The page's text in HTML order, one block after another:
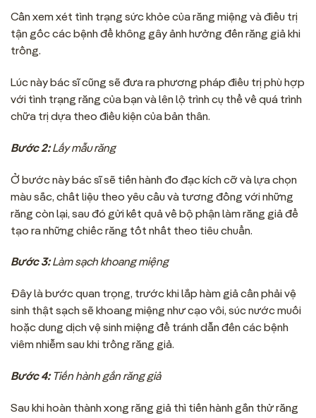
Cần xem xét tình trạng sức khỏe của răng miệng và điều trị
tận gốc các bệnh để không gây ảnh hưởng đến răng giả khi
trồng.
Lúc này bác sĩ cũng sẽ đưa ra phương pháp điều trị phù hợp
với tình trạng răng của bạn và lên lộ trình cụ thể về quá trình
chữa trị dựa theo điều kiện của bản thân.
Bước 2:Lấy mẫu răng
Ở bước này bác sĩ sẽ tiến hành đo đạc kích cỡ và lựa chọn
màu sắc, chất liệu theo yêu cầu và tương đồng với những
răng còn lại, sau đó gửi kết quả về bộ phận làm răng giả để
tạo ra những chiếc răng tốt nhất theo tiêu chuẩn.
Bước 3:Làm sạch khoang miệng
Đây là bước quan trọng, trước khi lắp hàm giả cần phải vệ
sinh thật sạch sẽ khoang miệng như cạo vôi, súc nước muối
hoặc dung dịch vệ sinh miệng để tránh dẫn đến các bệnh
viêm nhiễm sau khi trồng răng giả.
Bước 4:Tiến hành gắn răng giả
Sau khi hoàn thành xong răng giả thì tiến hành gắn thử răng